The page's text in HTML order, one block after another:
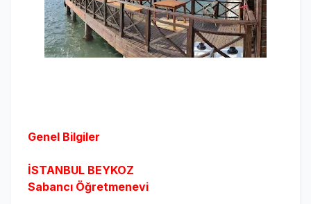
Genel Bilgiler
İSTANBUL BEYKOZ
Sabancı Öğretmenevi